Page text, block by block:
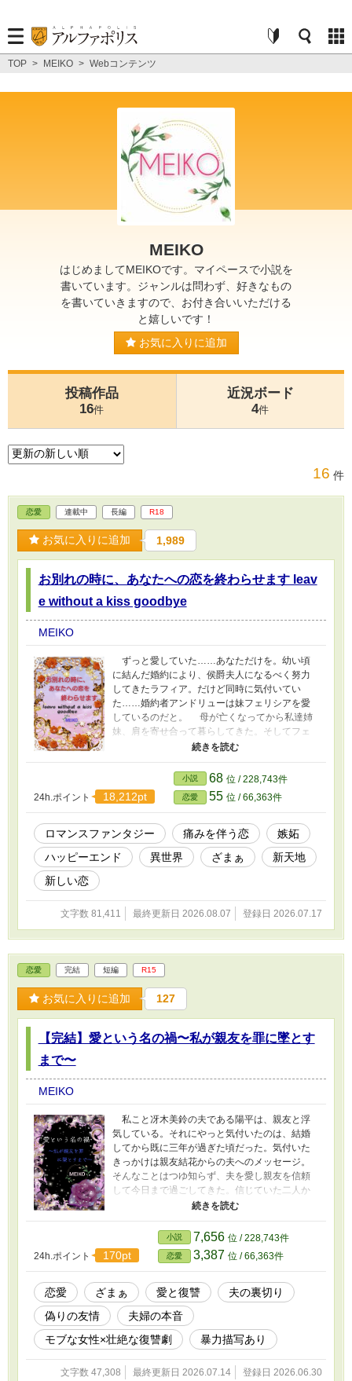
TOP > MEIKO > Webコンテンツ
MEIKO
はじめましてMEIKOです。マイペースで小説を
書いています。ジャンルは問わず、好きなもの
を書いていきますので、お付き合いいただける
と嬉しいです！
お気に入りに追加
投稿作品
16件
近況ボード
4件
16 件
恋愛 連載中 長編 R18
お気に入りに追加 1,989
お別れの時に、あなたへの恋を終わらせます leav
e without a kiss goodbye
MEIKO
ずっと愛していた……あなただけを。幼い頃
に結んだ婚約により、侯爵夫人になるべく努力
してきたラフィア。だけど同時に気付いてい
た……婚約者アンドリューは妹フェリシアを愛
しているのだと。 母が亡くなってから私達姉
妹、肩を寄せ合って暮らしてきた。そしてフェ
リシアは、その名の通りに人々に幸せを与える
ような女性に育つ。美しい容姿には誰もが魅了
され、性格だってとても優しい。そんな非の打
ち所がない妹……私だって自慢に思う。その心
には嘘も偽りもない！だけど……フェリシアも
また、アンドリューを愛しているように見え
た。そんな関係は僅かな歪みを生み、少しずつ
心を蝕んでくる。 「私は愛を貫いていいの？
二人の為に譲るべきなのでは……」 愛する
アンドリューの結婚と降って湧いたようなフェ
リシアへの縁談。そして何の因果か同じ日に結
婚式をすることになって…… フェリシアの相
にその婚姻自体、公爵自らが希望したものでは
なく、伯父である皇帝からの指示だった。そし
て式はもちろん辺境で行われ、同日の結婚式の
為にフェリシアは一人で辺境に向かうことにな
中、フェリシアはそんな自分の運命を受け入れ
ないのかとなじる始末。 それぞれの悲しみを
隠して結婚の準備を終えた姉妹二人。そしてい
よいよ式の日、決定的な出来事が起こる。それ
を目の当たりにしたラフィアは、自らの運命を
決める為の悲し過ぎる決断をする。その先にあ
るのは、新たな愛か？それとも……
24h.ポイント 18,212pt
小説 68 位 / 228,743件
恋愛 55 位 / 66,363件
ロマンスファンタジー 痛みを伴う恋
嫉妬
ハッピーエンド
異世界 ざまぁ
新天地
新しい恋
文字数 81,411 最終更新日 2026.08.07 登録日 2026.07.17
恋愛 完結 短編 R15
お気に入りに追加 127
【完結】愛という名の禍〜私が親友を罪に墜とす
まで〜
MEIKO
私こと冴木美鈴の夫である陽平は、親友と浮
気している。それにやっと気付いたのは、結婚
してから既に三年が過ぎた頃だった。気付いた
きっかけは親友結花からの夫へのメッセージ。
そんなことはつゆ知らず、夫を愛し親友を信頼
して今日まで過ごしてきた。信じていた二人か
ら裏切られていた現実に、奈落に叩き落され
来るの？」 おまけに二人の不倫を知らなか
ったのは自分だけで、佑香の夫はとっくに関係
を掴んでいた。おまけに知っていながら子供の
為だと放置していた事実が。心の中に渦巻く黒
い感情……埋め難い心の空洞は決して元には戻
らず、周りを巻き込みながら大きなものになっ
てゆく。かつては心優しき妻の、全てを賭けた
復讐が幕を開ける。 ※以前最初部分だけ公開し
たものを、再編集しています。短編と長編の中
間くらいの長さになる予定です。ご了承くださ
い。 初日以外暫くの間、一日一話更新です。７
24h.ポイント 170pt
小説 7,656 位 / 228,743件
恋愛 3,387 位 / 66,363件
恋愛 ざまぁ 愛と復讐
夫の裏切り
偽りの友情
夫婦の本音
モブな女性×壮絶な復讐劇
暴力描写あり
文字数 47,308 最終更新日 2026.07.14 登録日 2026.06.30